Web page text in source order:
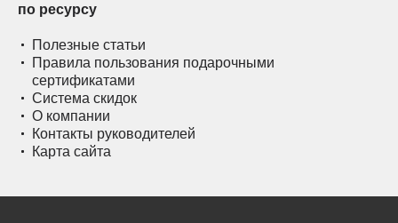
по ресурсу
Полезные статьи
Правила пользования подарочными
сертификатами
Система скидок
О компании
Контакты руководителей
Карта сайта